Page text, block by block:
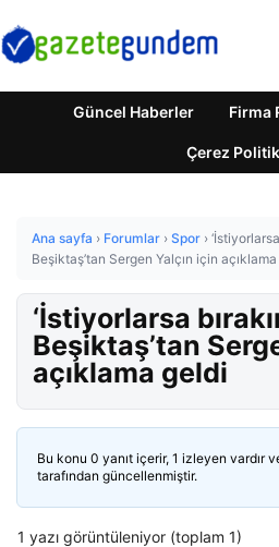
Güncel Haberler Firma
Çerez
Ana sayfa › Forumlar › Spor ›
Beşiktaş’tan Sergen Yalçın için
‘İstiyorlarsa
Beşiktaş’tan
açıklama geldi
Bu konu 0 yanıt içerir, 1 izleyen vardır
tarafından güncellenmiştir.
1 yazı görüntüleniyor (toplam 1)